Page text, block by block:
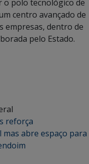
o polo tecnológico de
centro avançado de
empresas, dentro de
pelo Estado.
reforça
abre espaço para